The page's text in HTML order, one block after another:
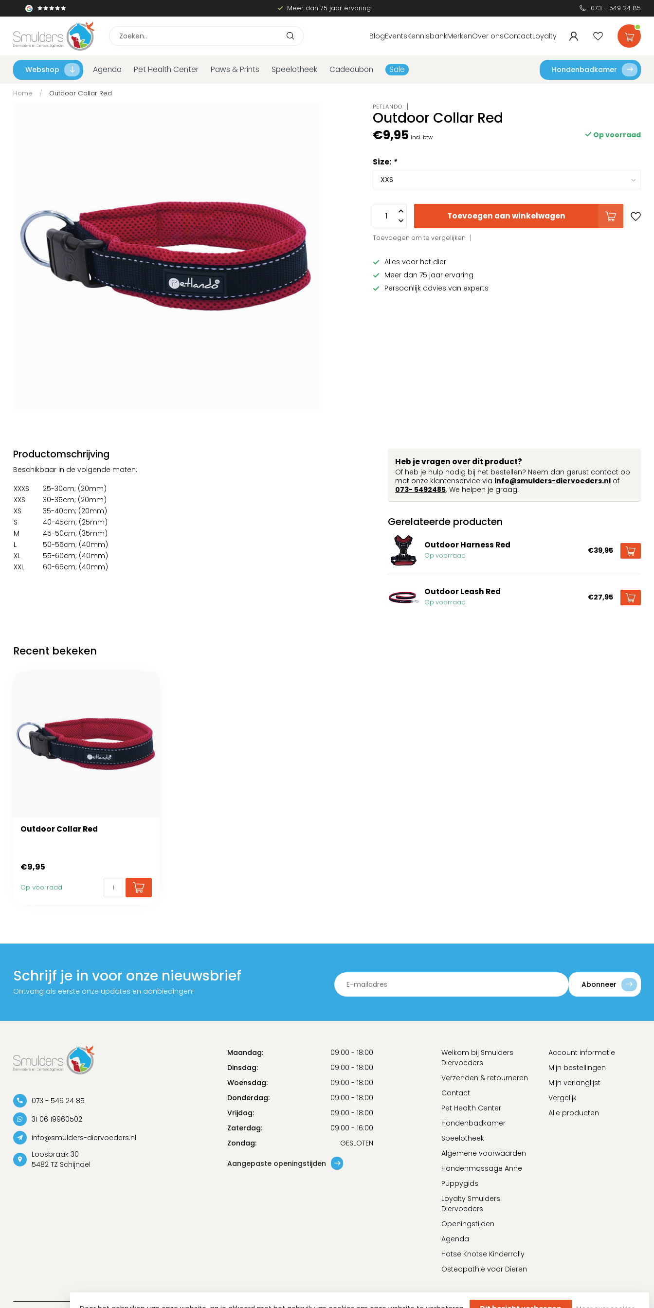
Meer dan 75 jaar ervaring 073 - 549 24 85
BlogEventsKennisbankMerkenOver onsContactLoyalty
Webshop Agenda Pet Health Center Paws & Prints Speelotheek Cadeaubon Sale Hondenbadkamer
Home / Outdoor Collar Red
PETLANDO
Outdoor Collar Red
€9,95 Incl. btw Op voorraad
Size: *
Toevoegen aan winkelwagen
Toevoegen om te vergelijken
Alles voor het dier
Meer dan 75 jaar ervaring
Persoonlijk advies van experts
Productomschrijving
Beschikbaar in de volgende maten:
XXXS
25-30cm; (20mm)
XXS
30-35cm; (20mm)
XS
35-40cm; (20mm)
S
40-45cm; (25mm)
M
45-50cm; (35mm)
L
50-55cm; (40mm)
XL
55-60cm; (40mm)
XXL
60-65cm; (40mm)
Heb je vragen over dit product?
Of heb je hulp nodig bij het bestellen? Neem dan gerust contact op
met onze klantenservice via info@smulders-diervoeders.nl of
073- 5492485. We helpen je graag!
Gerelateerde producten
Outdoor Harness Red
Op voorraad
€39,95
Outdoor Leash Red
Op voorraad
€27,95
Recent bekeken
Outdoor Collar Red
€9,95
Op voorraad
Schrijf je in voor onze nieuwsbrief
Ontvang als eerste onze updates en aanbiedingen!
Abonneer
073 - 549 24 85
31 06 19960502
info@smulders-diervoeders.nl
Loosbraak 30
5482 TZ Schijndel
Maandag:
09:00 - 18:00
Dinsdag:
09:00 - 18:00
Woensdag:
09:00 - 18:00
Donderdag:
09:00 - 18:00
Vrijdag:
09:00 - 18:00
Zaterdag:
09:00 - 16:00
Zondag:
GESLOTEN
Aangepaste openingstijden
Welkom bij Smulders
Diervoeders
Verzenden & retourneren
Contact
Pet Health Center
Hondenbadkamer
Speelotheek
Algemene voorwaarden
Hondenmassage Anne
Puppygids
Loyalty Smulders
Diervoeders
Openingstijden
Agenda
Hotse Knotse Kinderrally
Osteopathie voor Dieren
Account informatie
Mijn bestellingen
Mijn verlanglijst
Vergelijk
Alle producten